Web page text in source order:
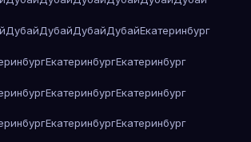
ДубайДубайДубайДубайЕкатеринбург
ЕкатеринбургЕкатеринбург
ЕкатеринбургЕкатеринбург
ЕкатеринбургЕкатеринбург